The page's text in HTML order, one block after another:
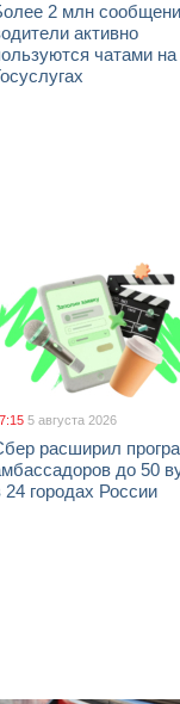
2 млн
активно
чатами на
5 августа 2026
расширил
до 50
24 городах России